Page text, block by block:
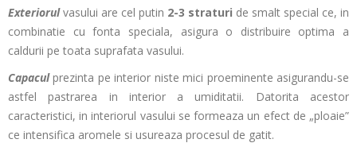
Exteriorulvasului are cel putin 2-3 straturi de smalt special ce, in
combinatie cu fonta speciala, asigura o distribuire optima a
caldurii pe toata suprafata vasului.
Capaculprezinta pe interior niste mici proeminente asigurandu-se
astfel pastrarea in interior a umiditatii. Datorita acestor
caracteristici, in interiorul vasului se formeaza un efect de „ploaie”
ce intensifica aromele si usureaza procesul de gatit.